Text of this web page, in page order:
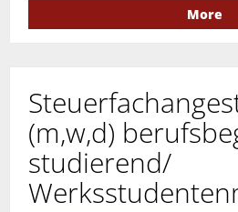
More
(m,w,d)
studierend/